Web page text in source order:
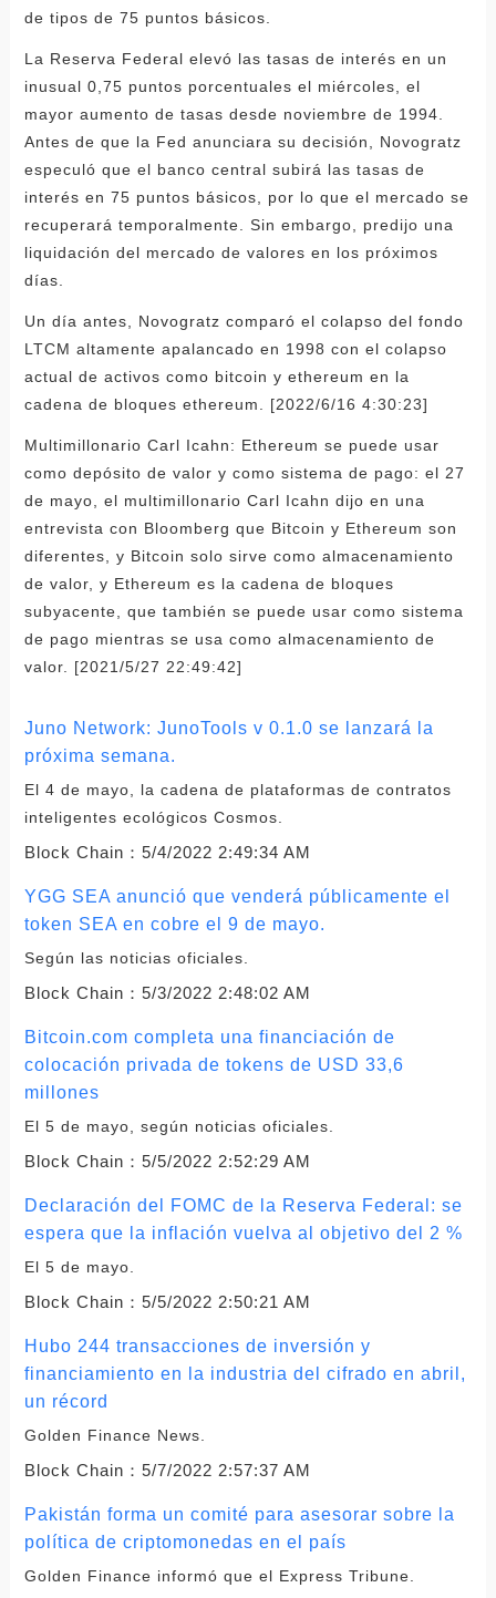
de tipos de 75 puntos básicos.
La Reserva Federal elevó las tasas de interés en un
inusual 0,75 puntos porcentuales el miércoles, el
mayor aumento de tasas desde noviembre de 1994.
Antes de que la Fed anunciara su decisión, Novogratz
especuló que el banco central subirá las tasas de
interés en 75 puntos básicos, por lo que el mercado se
recuperará temporalmente. Sin embargo, predijo una
liquidación del mercado de valores en los próximos
días.
Un día antes, Novogratz comparó el colapso del fondo
LTCM altamente apalancado en 1998 con el colapso
actual de activos como bitcoin y ethereum en la
cadena de bloques ethereum. [2022/6/16 4:30:23]
Multimillonario Carl Icahn: Ethereum se puede usar
como depósito de valor y como sistema de pago: el 27
de mayo, el multimillonario Carl Icahn dijo en una
entrevista con Bloomberg que Bitcoin y Ethereum son
diferentes, y Bitcoin solo sirve como almacenamiento
de valor, y Ethereum es la cadena de bloques
subyacente, que también se puede usar como sistema
de pago mientras se usa como almacenamiento de
valor. [2021/5/27 22:49:42]
Juno Network: JunoTools v 0.1.0 se lanzará la
próxima semana.
El 4 de mayo, la cadena de plataformas de contratos
inteligentes ecológicos Cosmos.
Block Chain： 5/4/2022 2:49:34 AM
YGG SEA anunció que venderá públicamente el
token SEA en cobre el 9 de mayo.
Según las noticias oficiales.
Block Chain： 5/3/2022 2:48:02 AM
Bitcoin.com completa una financiación de
colocación privada de tokens de USD 33,6
millones
El 5 de mayo, según noticias oficiales.
Block Chain： 5/5/2022 2:52:29 AM
Declaración del FOMC de la Reserva Federal: se
espera que la inflación vuelva al objetivo del 2 %
El 5 de mayo.
Block Chain： 5/5/2022 2:50:21 AM
Hubo 244 transacciones de inversión y
financiamiento en la industria del cifrado en abril,
un récord
Golden Finance News.
Block Chain： 5/7/2022 2:57:37 AM
Pakistán forma un comité para asesorar sobre la
política de criptomonedas en el país
Golden Finance informó que el Express Tribune.